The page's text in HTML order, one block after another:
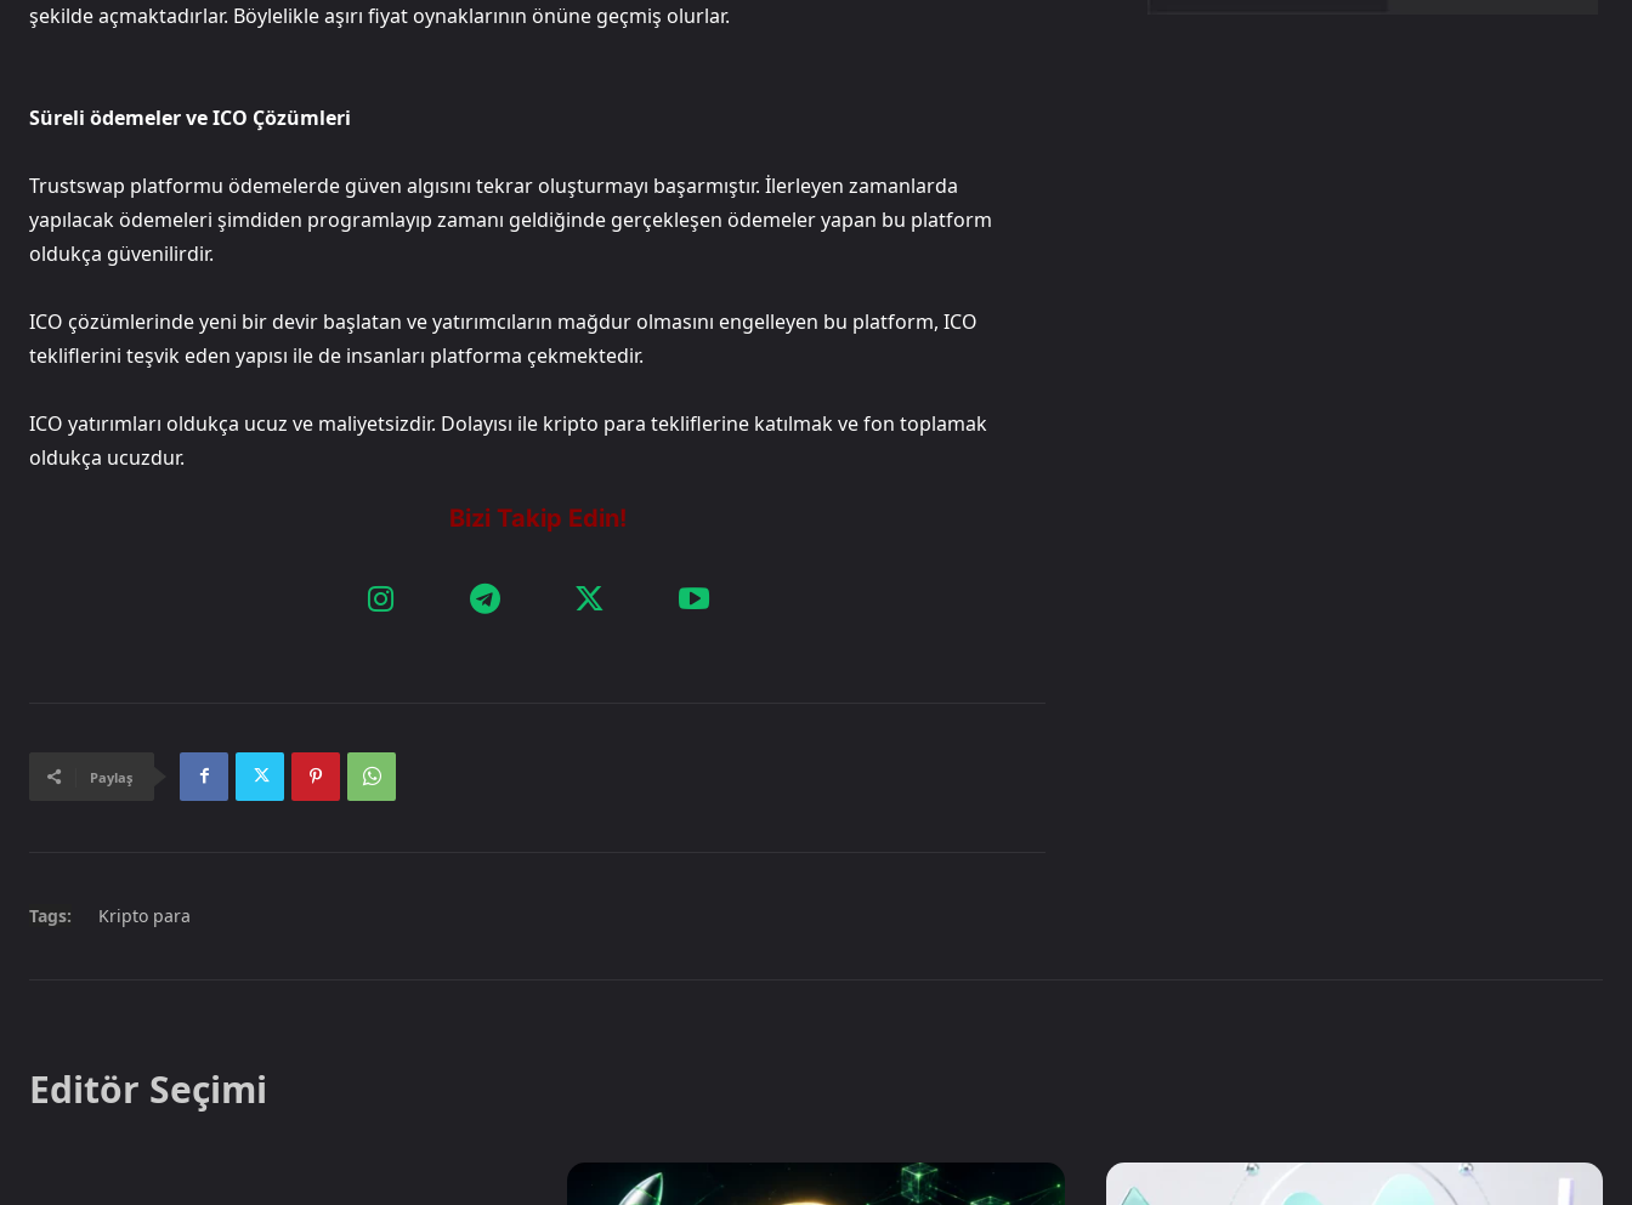
şekilde açmaktadırlar. Böylelikle aşırı fiyat oynaklarının önüne geçmiş olurlar.
Süreli ödemeler ve ICO Çözümleri
Trustswap platformu ödemelerde güven algısını tekrar oluşturmayı başarmıştır. İlerleyen zamanlarda
yapılacak ödemeleri şimdiden programlayıp zamanı geldiğinde gerçekleşen ödemeler yapan bu platform
oldukça güvenilirdir.
ICO çözümlerinde yeni bir devir başlatan ve yatırımcıların mağdur olmasını engelleyen bu platform, ICO
tekliflerini teşvik eden yapısı ile de insanları platforma çekmektedir.
ICO yatırımları oldukça ucuz ve maliyetsizdir. Dolayısı ile kripto para tekliflerine katılmak ve fon toplamak
oldukça ucuzdur.
Paylaş
Tags: Kripto para
Editör Seçimi